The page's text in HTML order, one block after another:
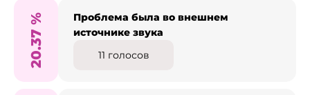
20.37
%
Проблема была во внешнем
источнике звука
11 голосов